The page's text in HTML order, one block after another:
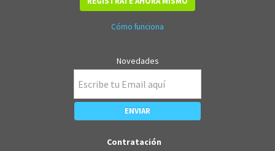
Cómo funciona
Novedades
Contratación